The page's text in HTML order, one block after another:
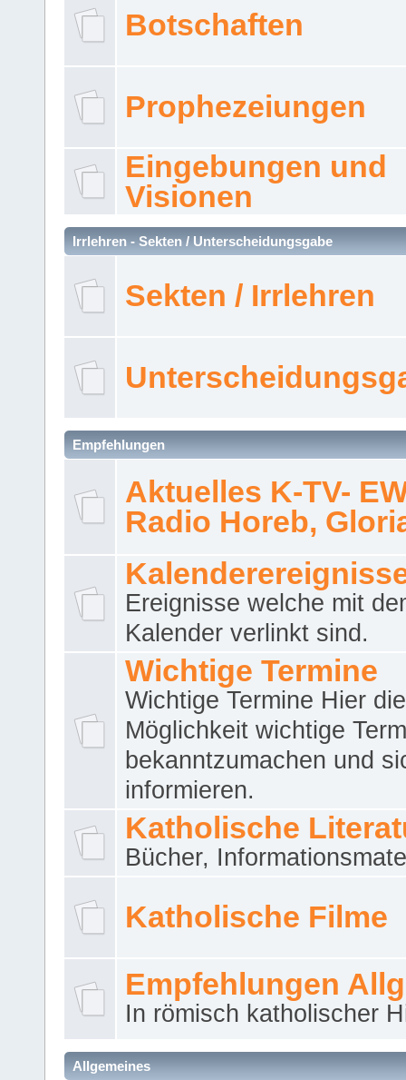
Botschaften
Prophezeiungen
Eingebungen und
Visionen
Irrlehren - Sekten / Unterscheidungsgabe
Sekten / Irrlehren
Empfehlungen
Aktuelles K-TV-
Radio Horeb,
Ereignisse welche mit
Kalender verlinkt sind.
Wichtige Termine
Wichtige Termine Hier die
Möglichkeit wichtige
bekanntzumachen und
informieren.
Katholische
Bücher,
Katholische Filme
Empfehlungen
In römisch katholischer
Allgemeines